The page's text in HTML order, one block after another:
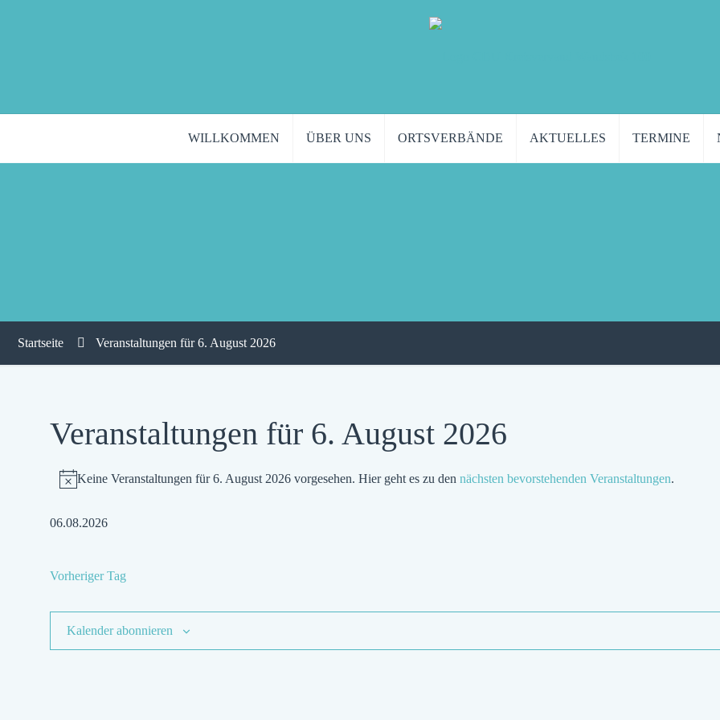
WILLKOMMEN ÜBER UNS ORTSVERBÄNDE AKTUELLES TERMINE
Startseite Veranstaltungen für 6. August 2026
Veranstaltungen für 6. August 2026
Hinweis
Keine Veranstaltungen für 6. August 2026 vorgesehen. Hier geht es zu den nächsten bevorstehenden Veranstaltungen.
06.08.2026
Vorheriger Tag
Kalender abonnieren